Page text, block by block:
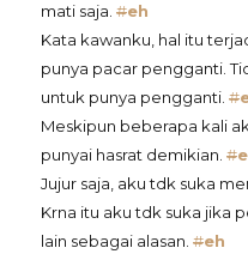
mati saja. #eh
Kata kawanku, hal itu
punya pacar pengganti.
untuk punya pengganti. #
Meskipun beberapa kali
punyai hasrat demikian. #
Jujur saja, aku tdk suka
Krna itu aku tdk suka jika
lain sebagai alasan. #eh